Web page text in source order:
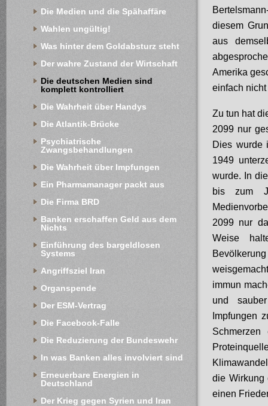
diesem
aus
Amerika
einfach
Zu tun hat
2099 nur
Dies wurde
1949
wurde. In
bis zum
2099 nur
Weise
immun
und
Impfungen
die Wirkung
einen
Die Medien und die Spähaffäre
Wahlen ungültig!
Was hinter dem Goldabsturz steht
Der wahre Zustand der Wirtschaft
Die deutschen Medien sind
komplett kontrolliert
Die Wahrheit über Handys
Die Atlantik-Brücke
Psychiatrische
Zwangsbehandlungen
Die Wahrheit über Impfungen
Ein Pharmamanager packt aus
Die Firma BRD
Banken erschaffen Geld aus dem
Nichts
Einführung des bargeldlosen
Systems
Angriffsziel Iran
Organspende
Der ESM-Vertrag
Die Facebook-Falle
Die Reduzierung der Bundeswehr
In was Banken alles involviert sind
Erneuerbare Energien in
Deutschland
Der Krieg gegen Syrien und Iran